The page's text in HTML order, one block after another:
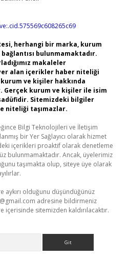
herhangi bir marka, kurum
bulunmamaktadır.
makaleler
alan içerikler haber niteliği
ve kişiler hakkında
Gerçek kurum ve kişiler ile isim
Sitemizdeki bilgiler
niteliği taşımazlar.
Bilgi Teknolojileri ve İletişim
bir Yer Sağlayıcı olarak hizmet
içerikleri proaktif olarak denetleme
bulunmamaktadır. Ancak, üyelerimiz
taşımakta olup, siteye üye olarak
aykırı olduğunu düşündüğünüz
adresine bildirmeniz
içerisinde sitemizden kaldırılacaktır.